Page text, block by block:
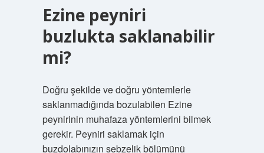
Ezine peyniri
buzlukta saklanabilir
mi?
Doğru şekilde ve doğru yöntemlerle
saklanmadığında bozulabilen Ezine
peynirinin muhafaza yöntemlerini bilmek
gerekir. Peyniri saklamak için
buzdolabınızın sebzelik bölümünü